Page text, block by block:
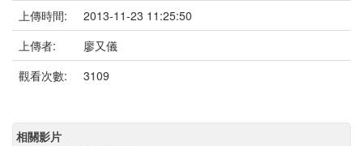
上傳時間:
2013-11-23 11:25:50
上傳者:
廖又儀
觀看次數:
3109
相關影片